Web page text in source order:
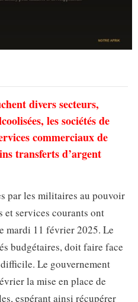
divers secteurs,
les sociétés de
commerciaux de
transferts d’argent
par les militaires au pouvoir
services courants ont
mardi 11 février 2025. Le
budgétaires, doit faire face
Le gouvernement
la mise en place de
espérant ainsi récupérer